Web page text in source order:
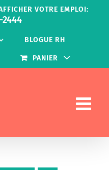
VOTRE EMPLOI:
2444
BLOGUE RH
PANIER